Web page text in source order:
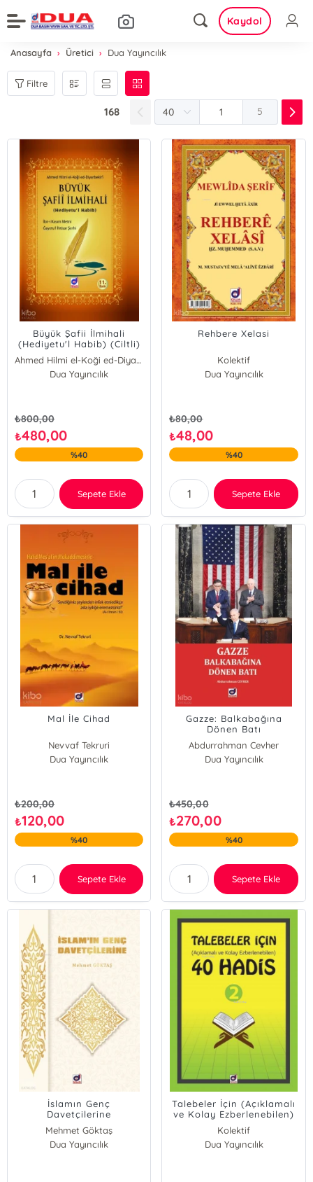
Kaydol
Anasayfa Üretici Dua Yayıncılık
Filtre
168 5
Büyük Şafii İlmihali
(Hediyetu'l Habib) (Ciltli)
Ahmed Hilmi el-Koği ed-Diyarbakiri
Dua Yayıncılık
₺800,00
₺480,00
%40
Sepete Ekle
Rehbere Xelasi
Kolektif
Dua Yayıncılık
₺80,00
₺48,00
%40
Sepete Ekle
Mal İle Cihad
Nevvaf Tekruri
Dua Yayıncılık
₺200,00
₺120,00
%40
Sepete Ekle
Gazze: Balkabağına
Dönen Batı
Abdurrahman Cevher
Dua Yayıncılık
₺450,00
₺270,00
%40
Sepete Ekle
İslamın Genç
Davetçilerine
Mehmet Göktaş
Dua Yayıncılık
Talebeler İçin (Açıklamalı
ve Kolay Ezberlenebilen)
40 Hadis - 2
Kolektif
Dua Yayıncılık